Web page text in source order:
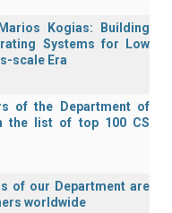
Kogias: Building
Systems for Low
scale Era
of the Department of
the list of top 100 CS
of our Department are
worldwide